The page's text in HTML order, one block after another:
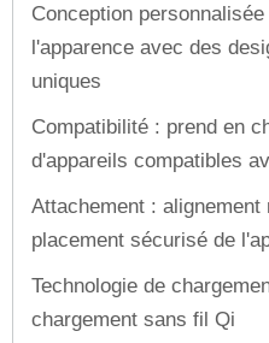
Conception
l'apparence avec des
uniques
Compatibilité : prend en
d'appareils compatibles
Attachement : alignement
placement sécurisé de
Technologie de
chargement sans fil Qi